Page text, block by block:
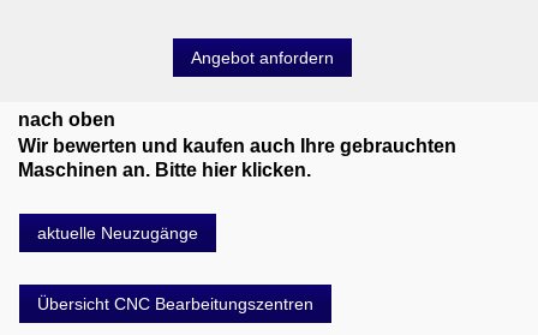
Angebot anfordern
nach oben
Wir bewerten und kaufen auch Ihre gebrauchten
Maschinen an. Bitte hier klicken.
aktuelle Neuzugänge
Übersicht CNC Bearbeitungszentren